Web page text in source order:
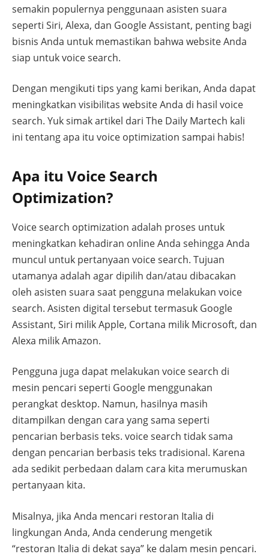
semakin populernya penggunaan asisten suara
seperti Siri, Alexa, dan Google Assistant, penting bagi
bisnis Anda untuk memastikan bahwa website Anda
siap untuk voice search.
Dengan mengikuti tips yang kami berikan, Anda dapat
meningkatkan visibilitas website Anda di hasil voice
search. Yuk simak artikel dari The Daily Martech kali
ini tentang apa itu voice optimization sampai habis!
Apa itu Voice Search
Optimization?
Voice search optimization adalah proses untuk
meningkatkan kehadiran online Anda sehingga Anda
muncul untuk pertanyaan voice search. Tujuan
utamanya adalah agar dipilih dan/atau dibacakan
oleh asisten suara saat pengguna melakukan voice
search. Asisten digital tersebut termasuk Google
Assistant, Siri milik Apple, Cortana milik Microsoft, dan
Alexa milik Amazon.
Pengguna juga dapat melakukan voice search di
mesin pencari seperti Google menggunakan
perangkat desktop. Namun, hasilnya masih
ditampilkan dengan cara yang sama seperti
pencarian berbasis teks. voice search tidak sama
dengan pencarian berbasis teks tradisional. Karena
ada sedikit perbedaan dalam cara kita merumuskan
pertanyaan kita.
Misalnya, jika Anda mencari restoran Italia di
lingkungan Anda, Anda cenderung mengetik
“restoran Italia di dekat saya” ke dalam mesin pencari.